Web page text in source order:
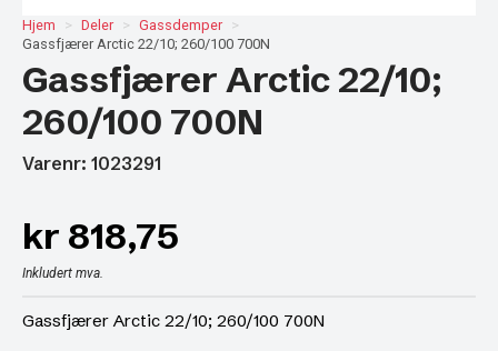
Hjem Deler
Gassdemper
Gassfjærer Arctic 22/10; 260/100 700N
Gassfjærer Arctic 22/10;
260/100 700N
Varenr: 1023291
kr 818,75
Inkludert mva.
Gassfjærer Arctic 22/10; 260/100 700N